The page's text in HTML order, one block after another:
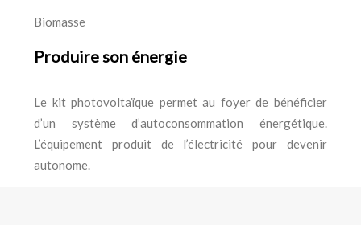
Biomasse
Produire son énergie
Le kit photovoltaïque permet au foyer de bénéficier
d’un système d’autoconsommation énergétique.
L’équipement produit de l’électricité pour devenir
autonome.